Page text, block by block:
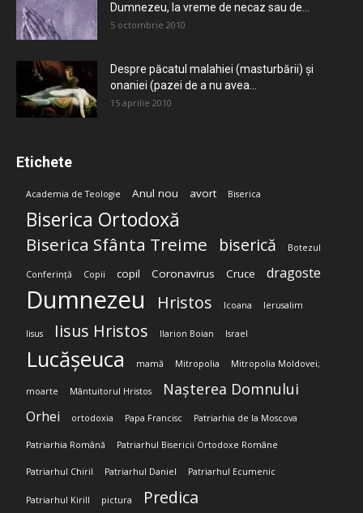
Dumnezeu, la vreme de necaz sau de...
5 octombrie 2010
Despre păcatul malahiei (masturbării) şi
onaniei (pazei de a nu avea...
15 aprilie 2010
Etichete
Academia de Teologie Anul nou avort Biserica
Biserica Ortodoxă
Biserica Sfânta Treime biserică Botezul
Conferință Copii copil Coronavirus Cruce dragoste
Dumnezeu Hristos Icoana Ierusalim
Iisus Iisus Hristos Ilarion Boian Israel
Lucășeuca mamă Mitropolia Mitropolia Moldovei;
moarte Mântuitorul Hristos Nașterea Domnului
Orhei ortodoxia Papa Francisc Patriarhia de la Moscova
Patriarhia Română Patriarhul Bisericii Ortodoxe Române
Patriarhul Chiril Patriarhul Daniel Patriarhul Ecumenic
Patriarhul Kirill pictura Predica